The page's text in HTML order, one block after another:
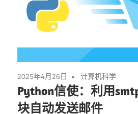
2025年4月26日 计算机科学
Python信使：利用
块自动发送邮件